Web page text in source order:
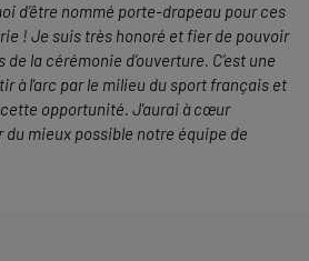
d’être nommé porte-drapeau pour ces
! Je suis très honoré et fier de pouvoir
la cérémonie d’ouverture. C’est une
à l'arc par le milieu du sport français et
opportunité. J'aurai à cœur
du mieux possible notre équipe de